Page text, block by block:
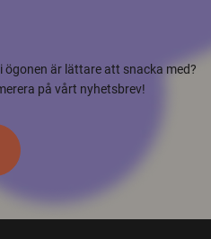
är lättare att snacka med?
på vårt nyhetsbrev!